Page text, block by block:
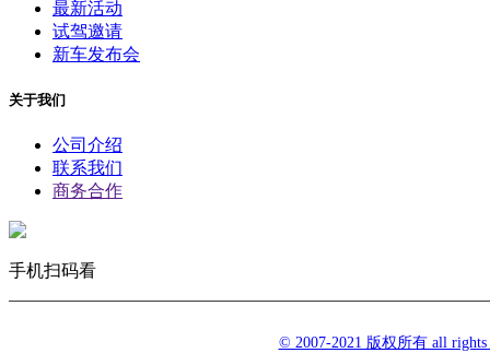
最新活动
试驾邀请
新车发布会
关于我们
公司介绍
联系我们
商务合作
手机扫码看
© 2007-2021 版权所有 all